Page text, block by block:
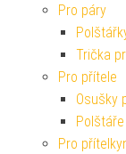
Pro páry
Trička
Pro přítele
Osušky
Pro